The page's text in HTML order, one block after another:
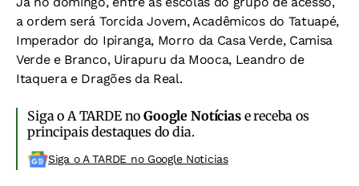
a ordem será Torcida Jovem, Acadêmicos do Tatuapé,
Imperador do Ipiranga, Morro da Casa Verde, Camisa
Verde e Branco, Uirapuru da Mooca, Leandro de
Itaquera e Dragões da Real.
Siga o A TARDE noGoogle Notíciase receba os
principais destaques do dia.
Siga o A TARDE no Google Noticias